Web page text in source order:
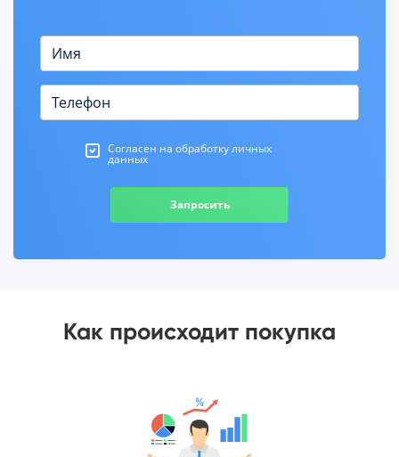
Согласен на обработку личных
данных
Запросить
Как происходит покупка